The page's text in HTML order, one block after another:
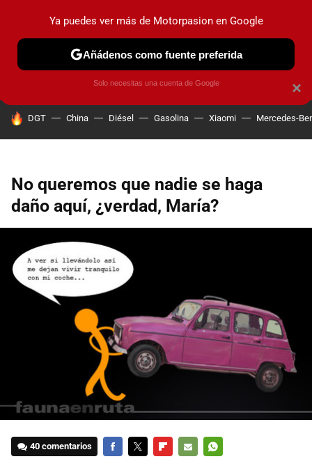
PRUEBAS COCHES ELÉCTRICOS OBSERVATORIO
HOY SE HABLA DE
DGT China Diésel Gasolina Xiaomi Mercedes-
No queremos que nadie se haga
daño aquí, ¿verdad, María?
40 comentarios
×
Ya puedes ver más de Motorpasion en Google
Añádenos como fuente preferida
Solo necesitas una cuenta de Google